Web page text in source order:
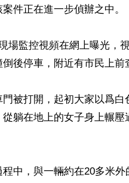
件正在進一步偵辦之中。
場監控視頻在網上曝光，
後停車，附近有市民上前
被打開，起初大家以爲
躺在地上的女子身上輾
中，與一輛約在20多米